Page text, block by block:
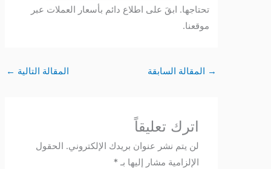
تحتاجها. ابقَ على اطلاع دائم بأسعار العملات عبر
موقعنا.
المقالة السابقة المقالة التالية←
اترك تعليقاً
لن يتم نشر عنوان بريدك الإلكتروني. الحقول
الإلزامية مشار إليها بـ*